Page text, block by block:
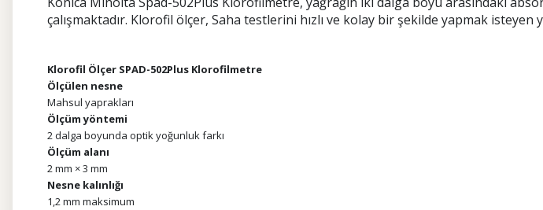
çalışmaktadır. Klorofil ölçer, Saha testlerini hızlı ve kolay bir şekilde yapmak
Klorofil Ölçer SPAD-502Plus Klorofilmetre
Ölçülen nesne
Mahsul yaprakları
Ölçüm yöntemi
2 dalga boyunda optik yoğunluk farkı
Ölçüm alanı
2 mm × 3 mm
Nesne kalınlığı
1,2 mm maksimum